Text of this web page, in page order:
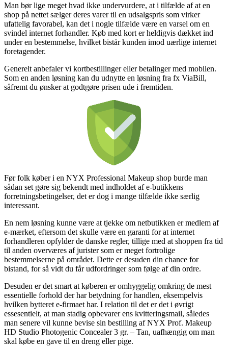
Man bør lige meget hvad ikke undervurdere, at i tilfælde af at en
shop på nettet sælger deres varer til en udsalgspris som virker
ufattelig favorabel, kan det i nogle tilfælde være en varsel om en
svindel internet forhandler. Køb med kort er heldigvis dækket ind
under en bestemmelse, hvilket bistår kunden imod uærlige internet
foretagender.
Generelt anbefaler vi kortbestillinger eller betalinger med mobilen.
Som en anden løsning kan du udnytte en løsning fra fx ViaBill,
såfremt du ønsker at godtgøre prisen ude i fremtiden.
Før folk køber i en NYX Professional Makeup shop burde man
sådan set gøre sig bekendt med indholdet af e-butikkens
forretningsbetingelser, det er dog i mange tilfælde ikke særlig
interessant.
En nem løsning kunne være at tjekke om netbutikken er medlem af
e-mærket, eftersom det skulle være en garanti for at internet
forhandleren opfylder de danske regler, tillige med at shoppen fra tid
til anden overværes af jurister som er meget fortrolige
bestemmelserne på området. Dette er desuden din chance for
bistand, for så vidt du får udfordringer som følge af din ordre.
Desuden er det smart at køberen er omhyggelig omkring de mest
essentielle forhold der har betydning for handlen, eksempelvis
hvilken bytteret e-firmaet har. I relation til det er det i øvrigt
essesentielt, at man stadig opbevarer ens kvitteringsmail, således
man senere vil kunne bevise sin bestilling af NYX Prof. Makeup
HD Studio Photogenic Concealer 3 gr. – Tan, uafhængig om man
skal købe en gave til en dreng eller pige.